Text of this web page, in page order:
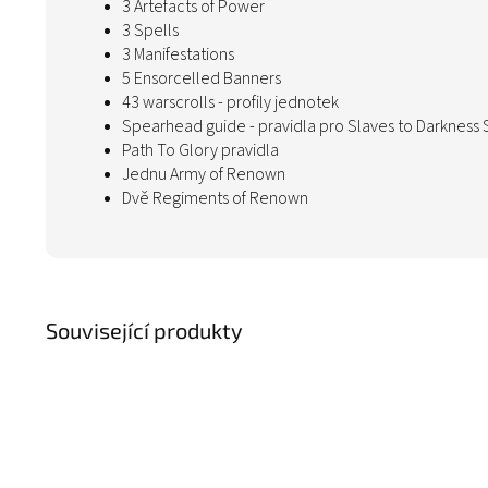
Související produkty
3 Artefacts of Power
3 Spells
3 Manifestations
5 Ensorcelled Banners
43 warscrolls - profily jednotek
Spearhead guide - pravidla pro Slaves to Darkness
Path To Glory pravidla
Jednu Army of Renown
Dvě Regiments of Renown